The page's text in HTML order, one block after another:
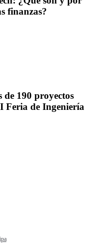
finanzas?
de 190 proyectos
Feria de Ingeniería